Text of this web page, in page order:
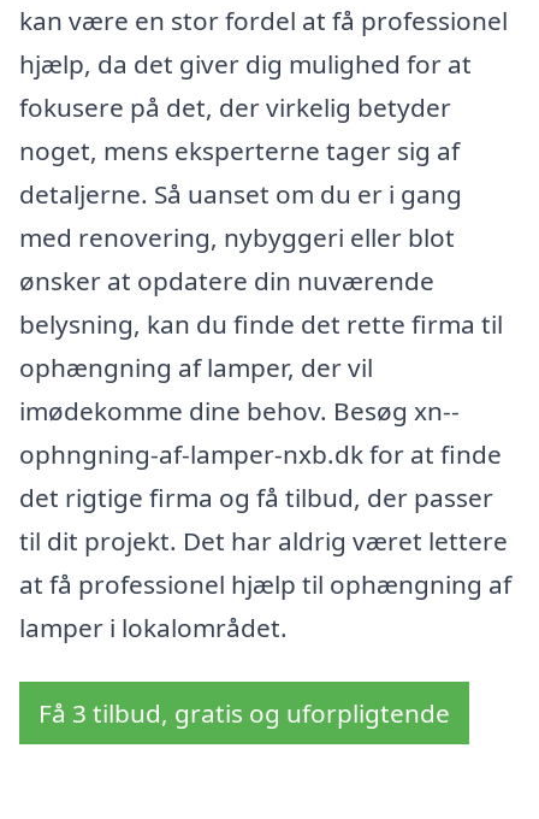
kan være en stor fordel at få professionel
hjælp, da det giver dig mulighed for at
fokusere på det, der virkelig betyder
noget, mens eksperterne tager sig af
detaljerne. Så uanset om du er i gang
med renovering, nybyggeri eller blot
ønsker at opdatere din nuværende
belysning, kan du finde det rette firma til
ophængning af lamper, der vil
imødekomme dine behov. Besøg xn--
ophngning-af-lamper-nxb.dk for at finde
det rigtige firma og få tilbud, der passer
til dit projekt. Det har aldrig været lettere
at få professionel hjælp til ophængning af
lamper i lokalområdet.
Få 3 tilbud, gratis og uforpligtende